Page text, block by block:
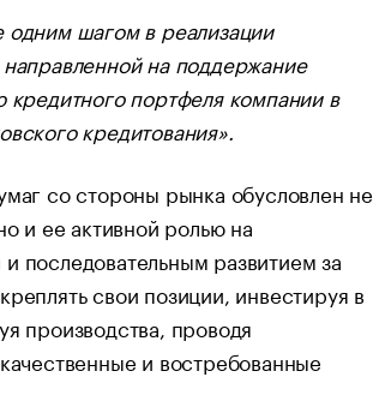
шагом в реализации
на поддержание
кредитного портфеля компании в
кредитования».
со стороны рынка обусловлен не
и ее активной ролью на
последовательным развитием за
свои позиции, инвестируя в
производства, проводя
и востребованные